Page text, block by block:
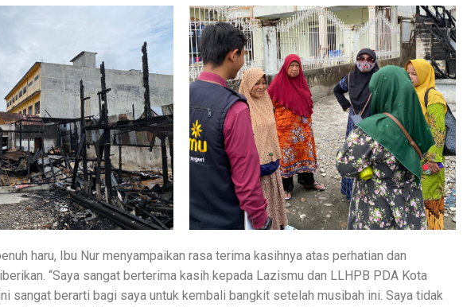
haru, Ibu Nur menyampaikan rasa terima kasihnya atas perhatian dan
“Saya sangat berterima kasih kepada Lazismu dan LLHPB PDA Kota
sangat berarti bagi saya untuk kembali bangkit setelah musibah ini. Saya tidak